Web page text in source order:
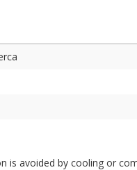
is avoided by cooling or